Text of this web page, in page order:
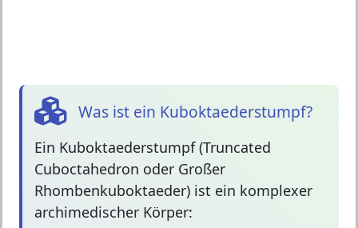
Was ist ein Kuboktaederstumpf?
Ein Kuboktaederstumpf(Truncated
Cuboctahedron oder Großer
Rhombenkuboktaeder) ist ein komplexer
archimedischer Körper: